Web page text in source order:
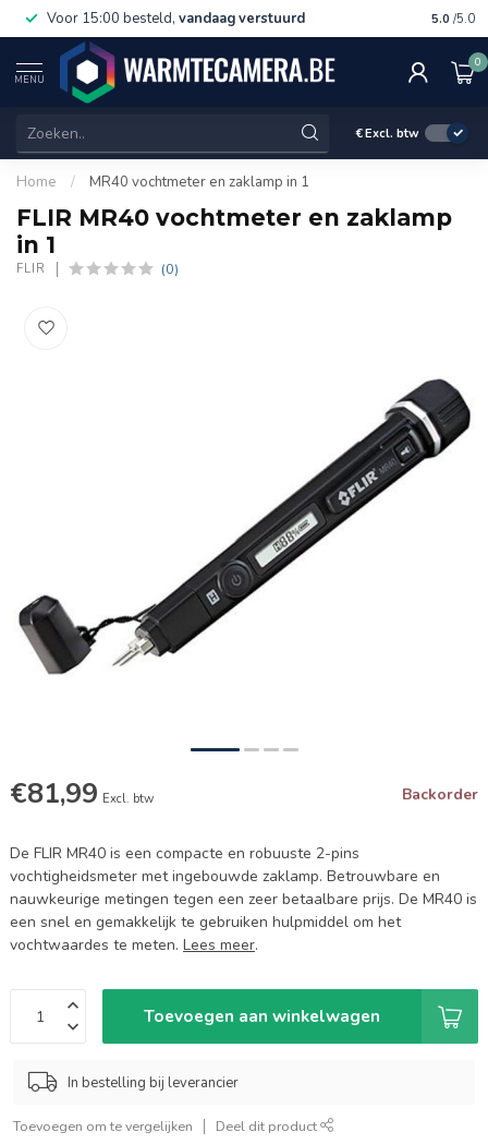
Voor 15:00 besteld, vandaag verstuurd Gratis
5.0 /5.0
MENU
0
€Excl. btw
Home / MR40 vochtmeter en zaklamp in 1
FLIR MR40 vochtmeter en zaklamp
in 1
FLIR (0)
€81,99 Excl. btw Backorder
De FLIR MR40 is een compacte en robuuste 2-pins
vochtigheidsmeter met ingebouwde zaklamp. Betrouwbare en
nauwkeurige metingen tegen een zeer betaalbare prijs. De MR40 is
een snel en gemakkelijk te gebruiken hulpmiddel om het
vochtwaardes te meten. Lees meer.
Toevoegen aan winkelwagen
In bestelling bij leverancier
Toevoegen om te vergelijken Deel dit product